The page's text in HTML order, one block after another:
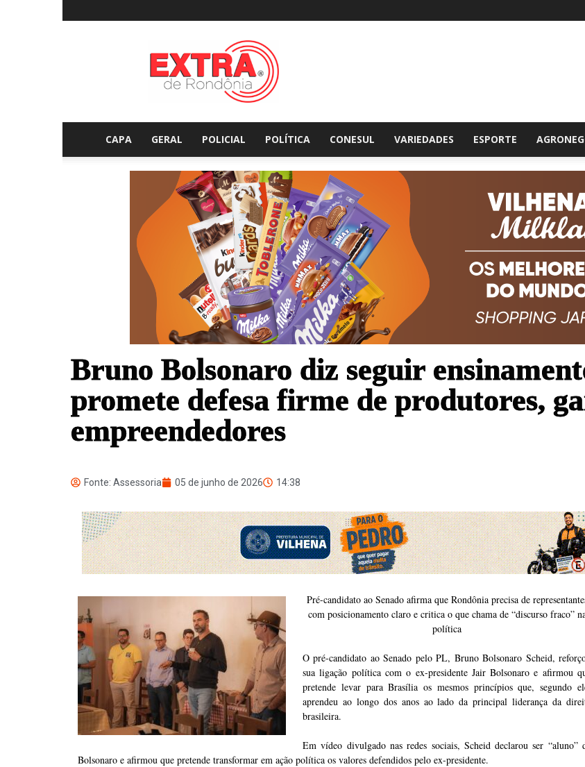
Extraderondonia.com.br
CAPA GERAL POLICIAL POLÍTICA CONESUL VARIEDADES ESPORTE
Bruno Bolsonaro diz seguir
promete defesa firme de produtores,
empreendedores
Fonte: Assessoria 05 de junho de 2026 14:38
Pré-candidato ao Senado afirma que Rondônia precisa de
com posicionamento claro e critica o que chama de “discurso fraco”
política
O pré-candidato ao Senado pelo PL, Bruno Bolsonaro Scheid,
sua ligação política com o ex-presidente Jair Bolsonaro e afirmou
pretende levar para Brasília os mesmos princípios que, segundo
aprendeu ao longo dos anos ao lado da principal liderança da
brasileira.
Em vídeo divulgado nas redes sociais, Scheid declarou ser “aluno”
Bolsonaro e afirmou que pretende transformar em ação política os valores defendidos pelo ex-presidente.